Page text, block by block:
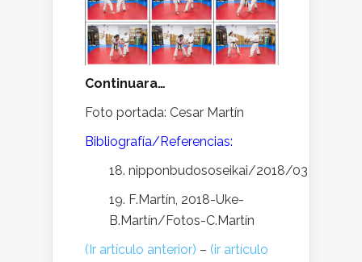
Continuara…
Foto portada: Cesar Martín
Bibliografía/Referencias:
18. nipponbudososeikai/2018/03
19. F.Martín, 2018-Uke-
B.Martín/Fotos-C.Martín
(Ir artículo anterior) – (ir artículo